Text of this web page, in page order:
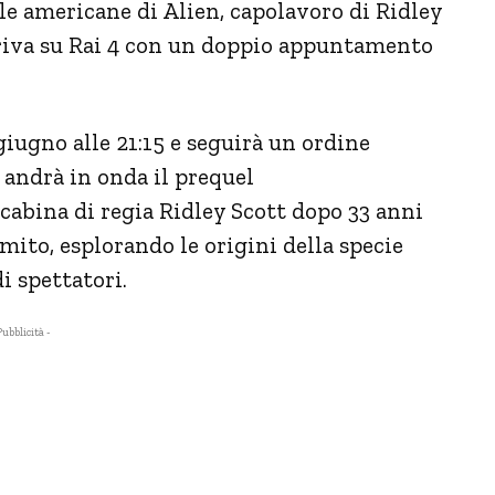
americane di Alien, capolavoro di Ridley
su Rai 4 con un doppio appuntamento
alle 21:15 e seguirà un ordine
andrà in onda il prequel
di regia Ridley Scott dopo 33 anni
esplorando le origini della specie
spettatori.
-